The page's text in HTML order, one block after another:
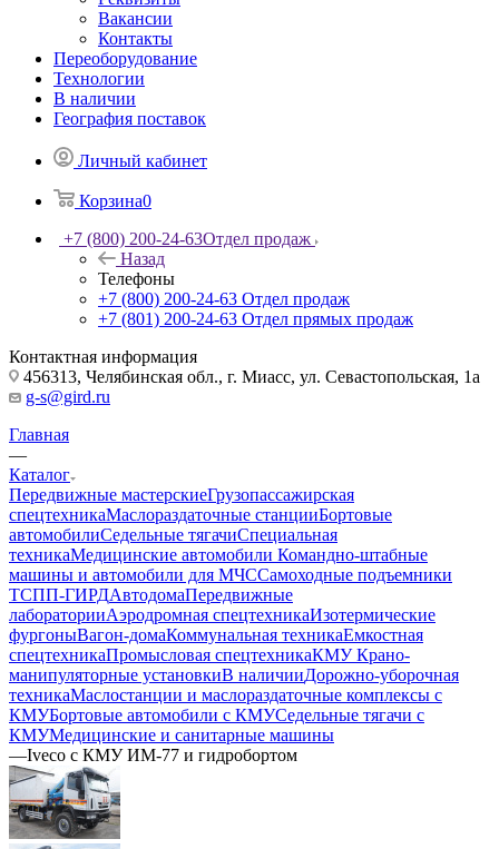
Вакансии
Контакты
Переоборудование
Технологии
В наличии
География поставок
Личный кабинет
Корзина0
+7 (800) 200-24-63Отдел продаж
Назад
Телефоны
+7 (800) 200-24-63 Отдел продаж
+7 (801) 200-24-63 Отдел прямых продаж
Контактная информация
456313, Челябинская обл., г. Миасс, ул. Севастопольская, 1а
g-s@gird.ru
Главная
—
Каталог
Передвижные мастерскиеГрузопассажирская
спецтехникаМаслораздаточные станцииБортовые
автомобилиСедельные тягачиСпециальная
техникаМедицинские автомобили Командно-штабные
машины и автомобили для МЧССамоходные подъемники
ТСПП-ГИРДАвтодомаПередвижные
лабораторииАэродромная спецтехникаИзотермические
фургоныВагон-домаКоммунальная техникаЕмкостная
спецтехникаПромысловая спецтехникаКМУ Крано-
манипуляторные установкиВ наличииДорожно-уборочная
техникаМаслостанции и маслораздаточные комплексы с
КМУБортовые автомобили с КМУСедельные тягачи с
КМУМедицинские и санитарные машины
—Iveco с КМУ ИМ-77 и гидробортом